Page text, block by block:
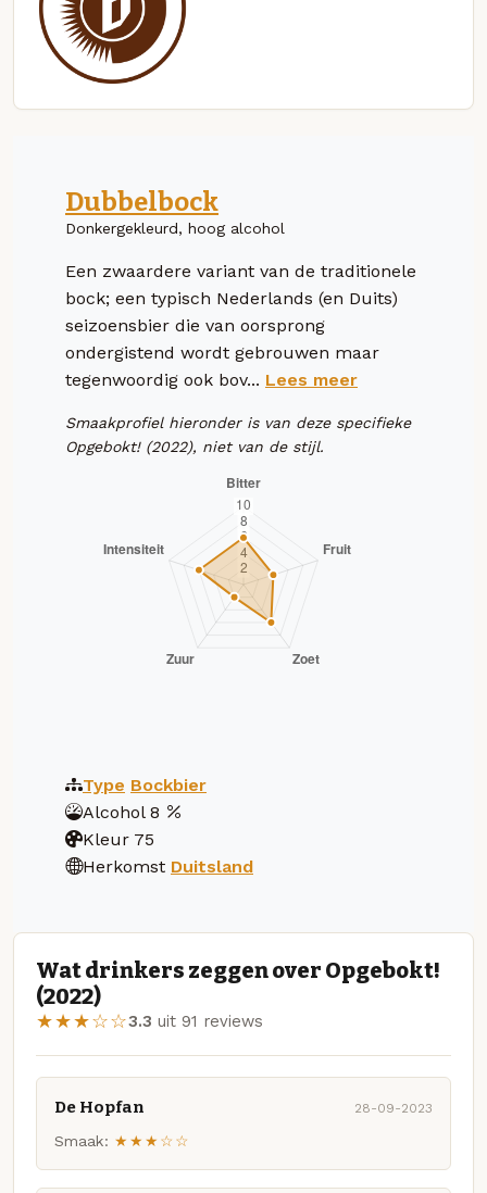
Dubbelbock
Donkergekleurd, hoog alcohol
Een zwaardere variant van de traditionele
bock; een typisch Nederlands (en Duits)
seizoensbier die van oorsprong
ondergistend wordt gebrouwen maar
tegenwoordig ook bov... Lees meer
Smaakprofiel hieronder is van deze specifieke
Opgebokt! (2022), niet van de stijl.
Type Bockbier
Alcohol 8
Kleur 75
Herkomst Duitsland
Wat drinkers zeggen over Opgebokt!
(2022)
★★★☆☆3.3 uit 91 reviews
De Hopfan 28-09-2023
Smaak: ★★★☆☆